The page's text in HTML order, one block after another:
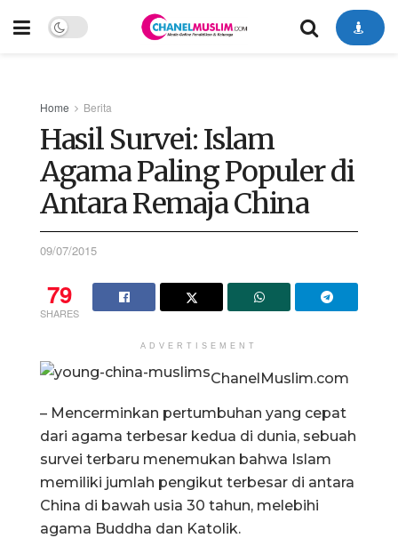
Home Berita
Hasil Survei: Islam
Agama Paling Populer di
Antara Remaja China
09/07/2015
79
SHARES
ADVERTISEMENT
ChanelMuslim.com
– Mencerminkan pertumbuhan yang cepat
dari agama terbesar kedua di dunia, sebuah
survei terbaru menemukan bahwa Islam
memiliki jumlah pengikut terbesar di antara
China di bawah usia 30 tahun, melebihi
agama Buddha dan Katolik.